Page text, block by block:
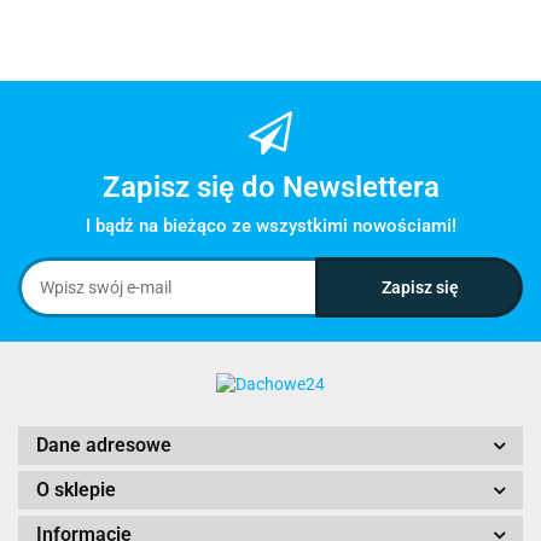
Zapisz się do Newslettera
I bądź na bieżąco ze wszystkimi nowościami!
Dane adresowe
O sklepie
Informacje